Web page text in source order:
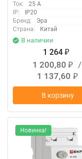
Ток:
25 А
IP:
IP20
Бренд:
Эра
Страна:
Китай
В наличии
1 264 ₽
1 200,80 ₽
/
1 137,60 ₽
В корзину
Новинка!